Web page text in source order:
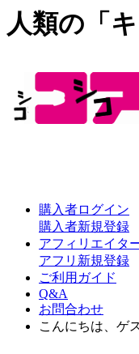
人類の「
購入者ログイン
購入者新規登録
アフィリエイタ
アフリ新規登録
ご利用ガイド
Q&A
お問合わせ
こんにちは、ゲ